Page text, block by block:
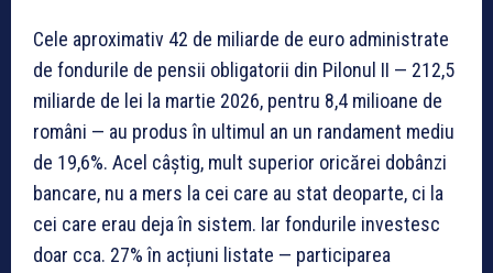
Cele aproximativ 42 de miliarde de euro administrate
de fondurile de pensii obligatorii din Pilonul II — 212,5
miliarde de lei la martie 2026, pentru 8,4 milioane de
români — au produs în ultimul an un randament mediu
de 19,6%. Acel câștig, mult superior oricărei dobânzi
bancare, nu a mers la cei care au stat deoparte, ci la
cei care erau deja în sistem. Iar fondurile investesc
doar cca. 27% în acțiuni listate — participarea